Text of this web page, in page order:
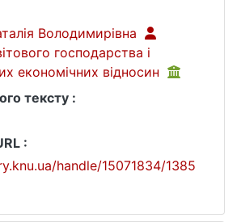
Володимирівна
господарства і
економічних відносин
тексту :
:
handle/15071834/1385